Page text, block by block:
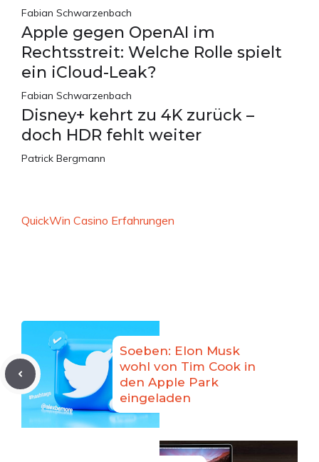
Fabian Schwarzenbach
Apple gegen OpenAI im
Rechtsstreit: Welche Rolle spielt
ein iCloud-Leak?
Fabian Schwarzenbach
Disney+ kehrt zu 4K zurück –
doch HDR fehlt weiter
Patrick Bergmann
QuickWin Casino Erfahrungen
Soeben: Elon Musk
wohl von Tim Cook in
den Apple Park
eingeladen